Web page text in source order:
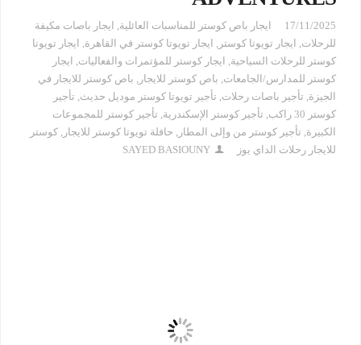
17/11/2025 ايجار باص كوستر للمناسبات العائلية, ايجار باصات مكيفة
للرحلات, ايجار تويوتا كوستر , ايجار تويوتا كوستر في القاهرة, ايجار تويوتا
كوستر للرحلات السياحية, ايجار كوستر للمؤتمرات والفعاليات, ايجار
كوستر للمدارس/الجامعات, باص كوستر للايجار , باص كوستر للايجار في
الجيزة, تأجير باصات رحلات, تأجير تويوتا كوستر موديل حديث, تأجير
كوستر 30 راكب
, تأجير كوستر الإسكندرية, تأجير كوستر للمجموعات
الكبيرة, تأجير كوستر من وإلى المطار , حافلة تويوتا كوستر للايجار , كوستر
للايجار رحلات الداي يوز
SAYED BASIOUNY